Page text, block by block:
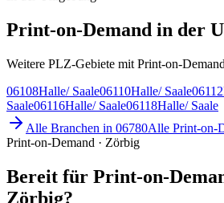
Print-on-Demand in der
Weitere PLZ-Gebiete mit Print-on-
06108Halle/ Saale06110Halle/ Saale06112
Saale06116Halle/ Saale06118Halle/ Saale
Alle Branchen in 06780Alle Print-on-
Print-on-Demand · Zörbig
Bereit für Print-on-
Zörbig?